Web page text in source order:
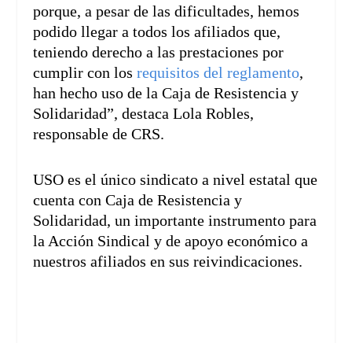
porque, a pesar de las dificultades, hemos
podido llegar a todos los afiliados que,
teniendo derecho a las prestaciones por
cumplir con losrequisitos del reglamento,
han hecho uso de la Caja de Resistencia y
Solidaridad”, destaca Lola Robles,
responsable de CRS.
USO es el único sindicato a nivel estatal que
cuenta con Caja de Resistencia y
Solidaridad, un importante instrumento para
la Acción Sindical y de apoyo económico a
nuestros afiliados en sus reivindicaciones.